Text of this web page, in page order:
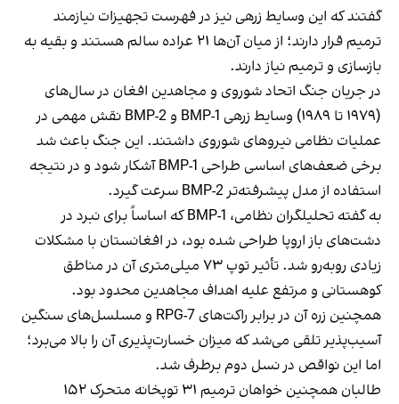
گفتند که این وسایط زرهی نیز در فهرست تجهیزات نیازمند
ترمیم قرار دارند؛ از میان آن‌ها ۲۱ عراده سالم هستند و بقیه به
بازسازی و ترمیم نیاز دارند.
در جریان جنگ اتحاد شوروی و مجاهدین افغان در سال‌های
(۱۹۷۹ تا ۱۹۸۹) وسایط زرهی BMP-1 و BMP-2 نقش مهمی در
عملیات نظامی نیروهای شوروی داشتند. این جنگ باعث شد
برخی ضعف‌های اساسی طراحی BMP-1 آشکار شود و در نتیجه
استفاده از مدل پیشرفته‌تر BMP-2 سرعت گیرد.
به گفته تحلیلگران نظامی، BMP-1 که اساساً برای نبرد در
دشت‌های باز اروپا طراحی شده بود، در افغانستان با مشکلات
زیادی روبه‌رو شد. تأثیر توپ ۷۳ میلی‌متری آن در مناطق
کوهستانی و مرتفع علیه اهداف مجاهدین محدود بود.
همچنین زره آن در برابر راکت‌های RPG-7 و مسلسل‌های سنگین
آسیب‌پذیر تلقی می‌شد که میزان خسارت‌پذیری آن را بالا می‌برد؛
اما این نواقص در نسل دوم برطرف شد.
طالبان همچنین خواهان ترمیم ۳۱ توپخانه متحرک ۱۵۲